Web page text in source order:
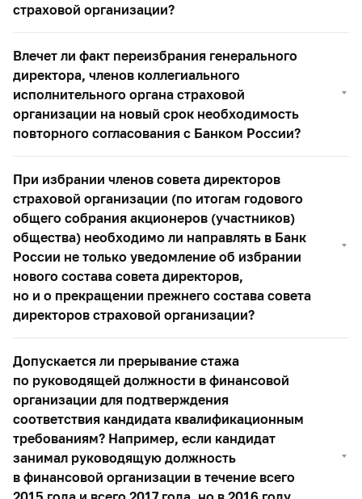
страховой организации?
Влечет ли факт переизбрания генерального
директора, членов коллегиального
исполнительного органа страховой
организации на новый срок необходимость
повторного согласования с Банком России?
При избрании членов совета директоров
страховой организации (по итогам годового
общего собрания акционеров (участников)
общества) необходимо ли направлять в Банк
России не только уведомление об избрании
нового состава совета директоров,
но и о прекращении прежнего состава совета
директоров страховой организации?
Допускается ли прерывание стажа
по руководящей должности в финансовой
организации для подтверждения
соответствия кандидата квалификационным
требованиям? Например, если кандидат
занимал руководящую должность
в финансовой организации в течение всего